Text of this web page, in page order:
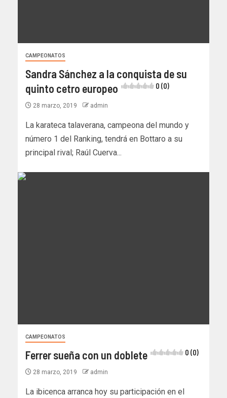
CAMPEONATOS
Sandra Sánchez a la conquista de su
quinto cetro europeo
0 (0)
28 marzo, 2019 admin
La karateca talaverana, campeona del mundo y
número 1 del Ranking, tendrá en Bottaro a su
principal rival; Raúl Cuerva...
CAMPEONATOS
Ferrer sueña con un doblete 0 (0)
28 marzo, 2019 admin
La ibicenca arranca hoy su participación en el